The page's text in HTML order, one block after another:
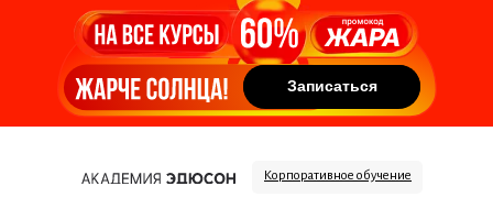
Записаться
Записаться
Корпоративное обучение